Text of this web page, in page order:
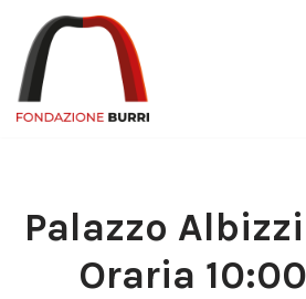
Vai
al
contenuto
Palazzo
Oraria